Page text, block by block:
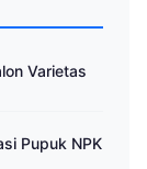
Varietas
Pupuk NPK